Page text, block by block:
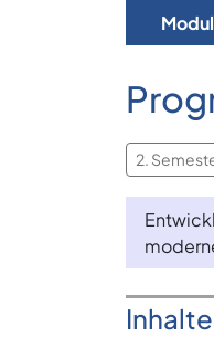
2.
Inhalte